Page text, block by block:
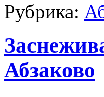
Рубрика:
Абзаково